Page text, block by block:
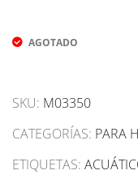
AGOTADO
SKU: M03350
CATEGORÍAS: PARA
ETIQUETAS: